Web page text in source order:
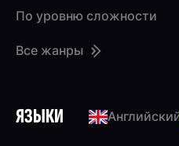
ЯЗЫКИ
По уровню сложности
Все жанры